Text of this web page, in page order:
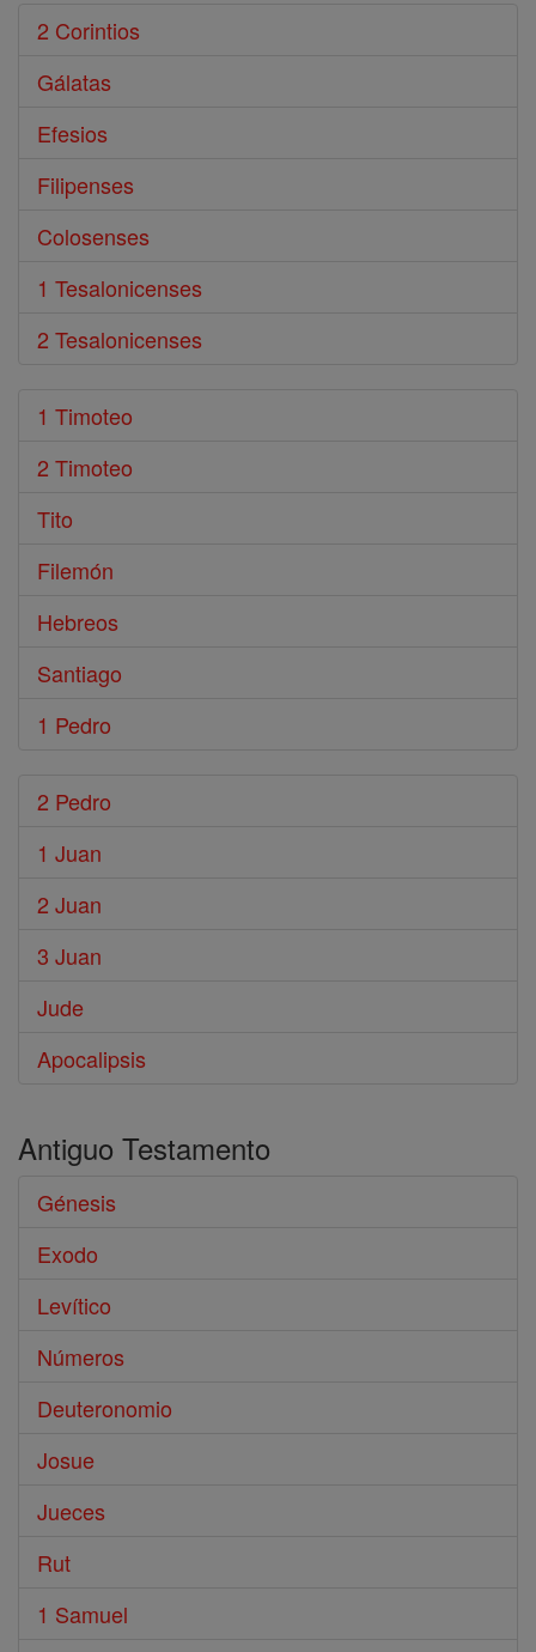
2 Corintios
Gálatas
Efesios
Filipenses
Colosenses
1 Tesalonicenses
2 Tesalonicenses
1 Timoteo
2 Timoteo
Tito
Filemón
Hebreos
Santiago
1 Pedro
2 Pedro
1 Juan
2 Juan
3 Juan
Jude
Apocalipsis
Antiguo Testamento
Génesis
Exodo
Levítico
Números
Deuteronomio
Josue
Jueces
Rut
1 Samuel